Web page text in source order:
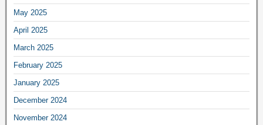
May 2025
April 2025
March 2025
February 2025
January 2025
December 2024
November 2024